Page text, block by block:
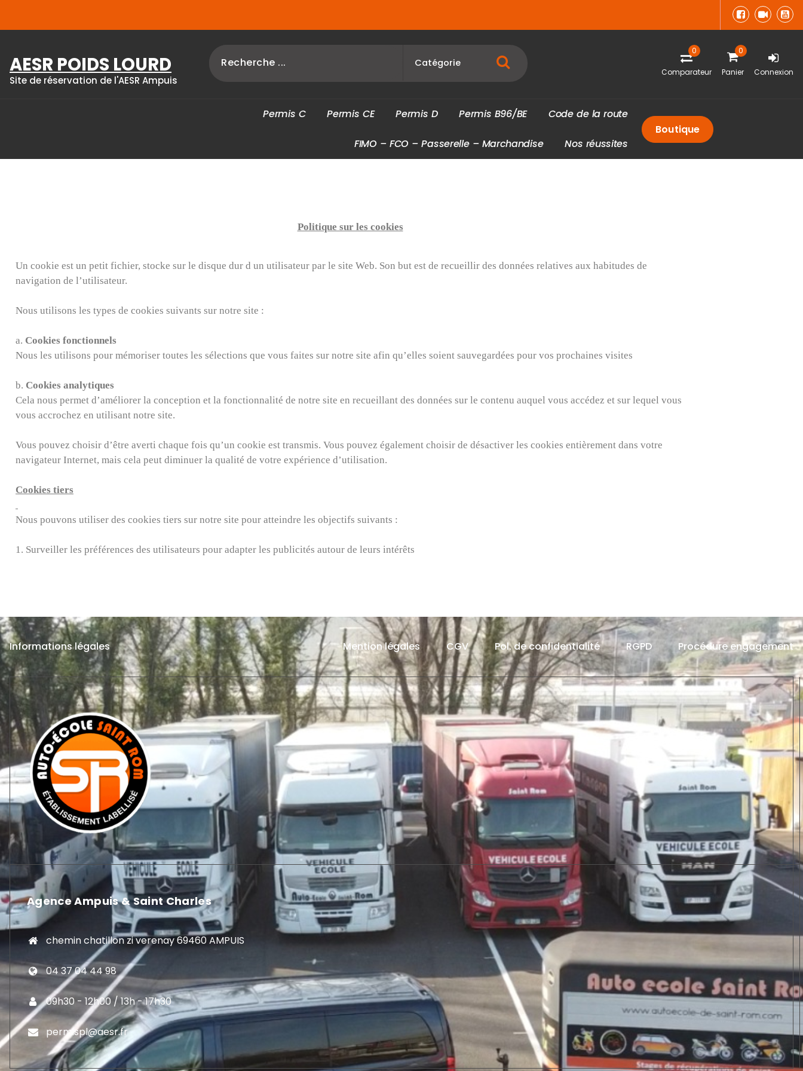
AESR POIDS LOURD
Site de réservation de l'AESR Ampuis
0
Comparateur
0
Panier Connexion
Permis C Permis CE Permis D Permis B96/BE Code de la route
FIMO – FCO – Passerelle – Marchandise Nos réussites
Boutique
Politique sur les cookies
Un cookie est un petit fichier, stocke sur le disque dur d un utilisateur par le site Web. Son but est de recueillir des données relatives aux habitudes de
navigation de l’utilisateur.
Nous utilisons les types de cookies suivants sur notre site :
а. Cookies fonctionnels
Nous les utilisons pour mémoriser toutes les sélections que vous faites sur notre site afin qu’elles soient sauvegardées pour vos prochaines visites
b. Cookies analytiques
Cela nous permet d’améliorer la conception et la fonctionnalité de notre site en recueillant des données sur le contenu auquel vous accédez et sur lequel vous
vous accrochez en utilisant notre site.
Vous pouvez choisir d’être averti chaque fois qu’un cookie est transmis. Vous pouvez également choisir de désactiver les cookies entièrement dans votre
navigateur Internet, mais cela peut diminuer la qualité de votre expérience d’utilisation.
Cookies tiers
Nous pouvons utiliser des cookies tiers sur notre site pour atteindre les objectifs suivants :
1. Surveiller les préférences des utilisateurs pour adapter les publicités autour de leurs intérêts
Informations légales Mention légales CGV Pol. de confidentialité RGPD Procédure engagement
Agence Ampuis & Saint Charles
chemin chatillon zi verenay 69460 AMPUIS
04 37 04 44 98
09h30 - 12h00 / 13h - 17h30
permispl@aesr.fr